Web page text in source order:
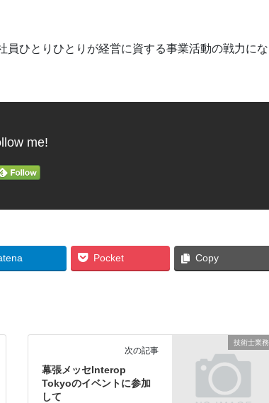
員ひとりひとりが経営に資する事業活動の戦力にな
me!
Pocket Copy
技術士業務
次の記事
幕張メッセInterop
Tokyoのイベントに参加
して